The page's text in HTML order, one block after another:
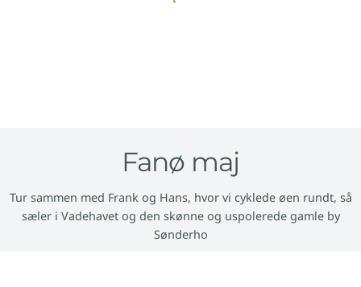
Fanø maj
Tur sammen med Frank og Hans, hvor vi cyklede øen rundt, så
sæler i Vadehavet og den skønne og uspolerede gamle by
Sønderho